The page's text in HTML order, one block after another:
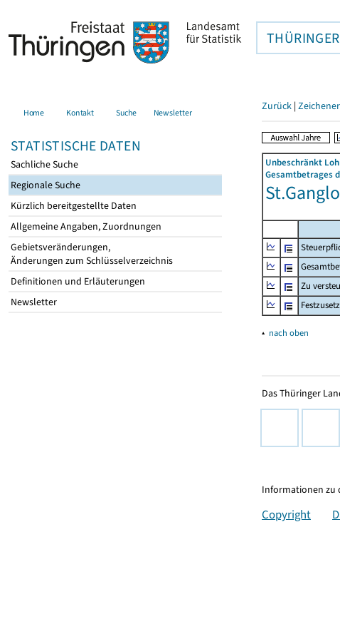
Home Kontakt Suche Newsletter
STATISTISCHE DATEN
Sachliche Suche
Regionale Suche
Kürzlich bereitgestellte Daten
Allgemeine Angaben, Zuordnungen
Gebietsveränderungen,
Änderungen zum Schlüsselverzeichnis
Definitionen und Erläuterungen
Newsletter
Zurück |
Unbeschränkt
Gesamtbetrages
Zu
▴ nach oben
Das Thüringer
Informationen zu
Copyright